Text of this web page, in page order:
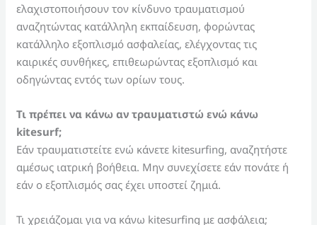
ελαχιστοποιήσουν τον κίνδυνο τραυματισμού
αναζητώντας κατάλληλη εκπαίδευση, φορώντας
κατάλληλο εξοπλισμό ασφαλείας, ελέγχοντας τις
καιρικές συνθήκες, επιθεωρώντας εξοπλισμό και
οδηγώντας εντός των ορίων τους.
Τι πρέπει να κάνω αν τραυματιστώ ενώ κάνω
kitesurf;
Εάν τραυματιστείτε ενώ κάνετε kitesurfing, αναζητήστε
αμέσως ιατρική βοήθεια. Μην συνεχίσετε εάν πονάτε ή
εάν ο εξοπλισμός σας έχει υποστεί ζημιά.
Τι χρειάζομαι για να κάνω kitesurfing με ασφάλεια;